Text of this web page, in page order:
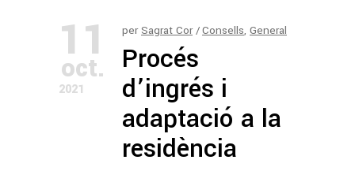
11
oct.
2021
perSagrat Cor Consells, General
Procés
d’ingrés i
adaptació a la
residència